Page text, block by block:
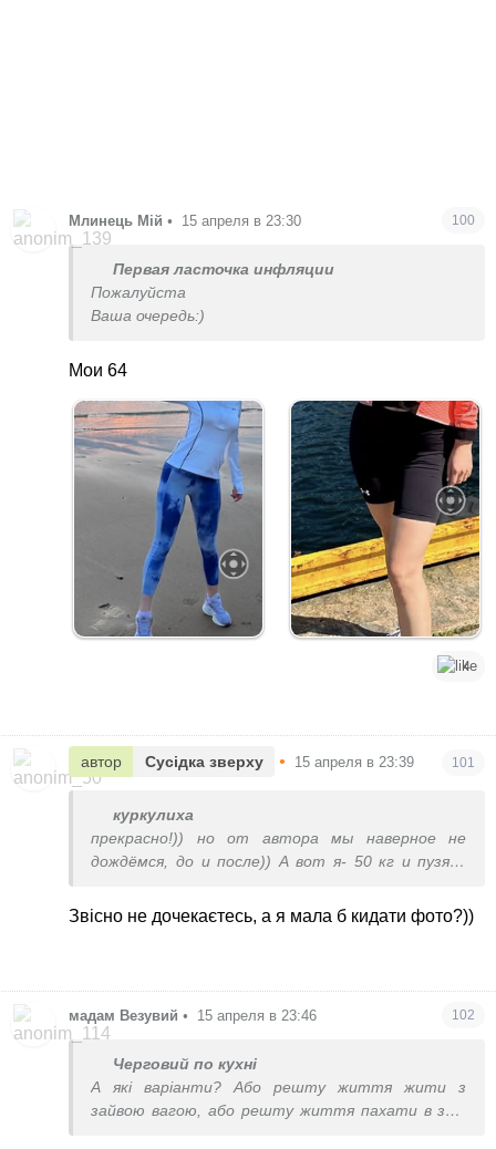
Млинець Мій • 15 апреля в 23:30 100
Первая ласточка инфляции
Пожалуйста
Ваша очередь:)
Мои 64
4
автор Сусідка зверху • 15 апреля в 23:39 101
куркулиха
прекрасно!)) но от автора мы наверное не
дождёмся, до и после)) А вот я- 50 кг и пузяки
было уродливо и надо к психиатру, если я хочу
Звісно не дочекаєтесь, а я мала б кидати фото?))
мадам Везувий • 15 апреля в 23:46 102
Черговий по кухні
А які варіанти? Або решту життя жити з
зайвою вагою, або решту життя пахати в залі